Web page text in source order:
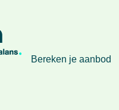
Bereken je aanbod